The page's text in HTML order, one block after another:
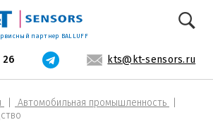
партнер BALLUFF
26 kts@kt-sensors.ru
Автомобильная промышленность